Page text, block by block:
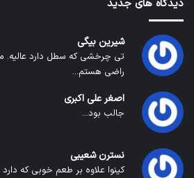
دیدگاه های جدید
شیرین بیگی
تی چرخشی که سطل دارد عالیه.
راضی هستم...
اصغر علی اکبری
جالب بود...
نسترن شعیبی
کینوا علاوه بر طعم خوبی که